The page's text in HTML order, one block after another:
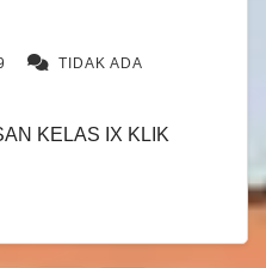
TIDAK ADA
KELAS IX KLIK